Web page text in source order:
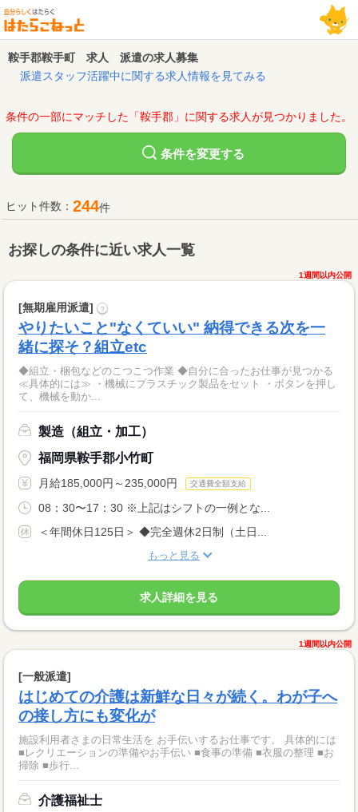
鞍手郡鞍手町 求人 派遣の求人募集
派遣スタッフ活躍中に関する求人情報を見てみる
条件の一部にマッチした「鞍手郡」に関する求人が見つかりました。
条件を変更する
ヒット件数： 244件
お探しの条件に近い求人一覧
1週間以内公開
[無期雇用派遣] ?
やりたいこと"なくていい" 納得できる次を一
緒に探そ？組立etc
◆組立・梱包などのこつこつ作業 ◆自分に合ったお仕事が見つかる
≪具体的には≫ ・機械にプラスチック製品をセット ・ボタンを押し
て、機械を動か...
製造（組立・加工）
福岡県鞍手郡小竹町
月給185,000円～235,000円 交通費全額支給
08：30〜17：30 ※上記はシフトの一例とな...
＜年間休日125日＞ ◆完全週休2日制（土日...
もっと見る
求人詳細を見る
1週間以内公開
[一般派遣]
はじめての介護は新鮮な日々が続く。わが子へ
の接し方にも変化が
施設利用者さまの日常生活を お手伝いするお仕事です。 具体的には
■レクリエーションの準備やお手伝い ■食事の準備 ■衣服の整理 ■お
掃除 ■歩行...
介護福祉士